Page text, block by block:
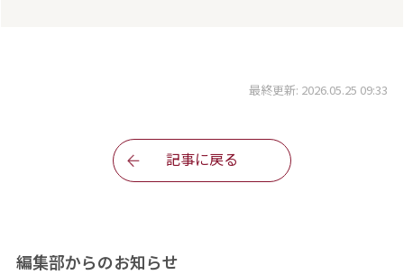
最終更新: 2026.05.25 09:33
記事に戻る
編集部からのお知らせ